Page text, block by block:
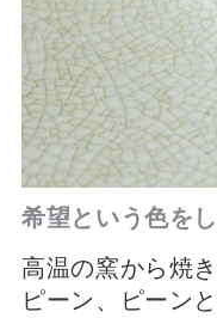
希望という色を
高温の窯から焼
ピーン、ピーン